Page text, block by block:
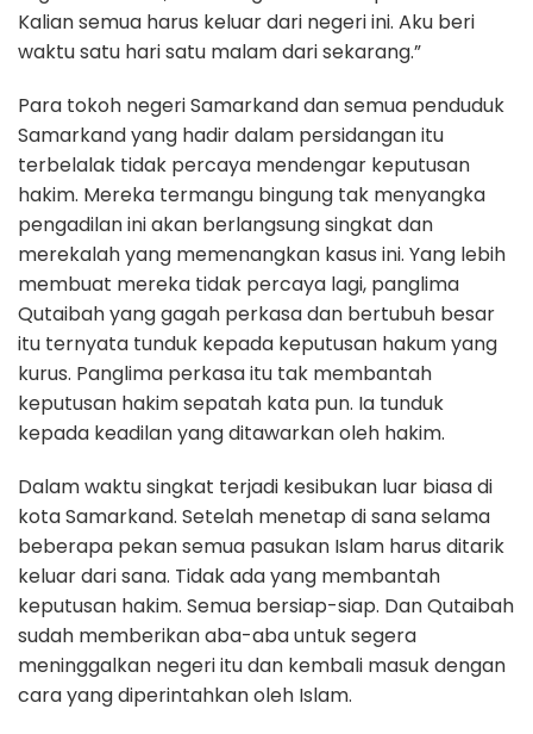
Kalian semua harus keluar dari negeri ini. Aku beri
waktu satu hari satu malam dari sekarang.”
Para tokoh negeri Samarkand dan semua penduduk
Samarkand yang hadir dalam persidangan itu
terbelalak tidak percaya mendengar keputusan
hakim. Mereka termangu bingung tak menyangka
pengadilan ini akan berlangsung singkat dan
merekalah yang memenangkan kasus ini. Yang lebih
membuat mereka tidak percaya lagi, panglima
Qutaibah yang gagah perkasa dan bertubuh besar
itu ternyata tunduk kepada keputusan hakum yang
kurus. Panglima perkasa itu tak membantah
keputusan hakim sepatah kata pun. Ia tunduk
kepada keadilan yang ditawarkan oleh hakim.
Dalam waktu singkat terjadi kesibukan luar biasa di
kota Samarkand. Setelah menetap di sana selama
beberapa pekan semua pasukan Islam harus ditarik
keluar dari sana. Tidak ada yang membantah
keputusan hakim. Semua bersiap-siap. Dan Qutaibah
sudah memberikan aba-aba untuk segera
meninggalkan negeri itu dan kembali masuk dengan
cara yang diperintahkan oleh Islam.